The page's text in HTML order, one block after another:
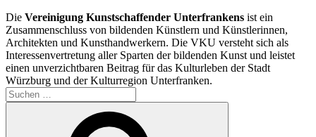
Die Vereinigung Kunstschaffender Unterfrankens ist ein
Zusammenschluss von bildenden Künstlern und Künstlerinnen,
Architekten und Kunsthandwerkern. Die VKU versteht sich als
Interessenvertretung aller Sparten der bildenden Kunst und leistet
einen unverzichtbaren Beitrag für das Kulturleben der Stadt
Würzburg und der Kulturregion Unterfranken.
Suchen
nach: